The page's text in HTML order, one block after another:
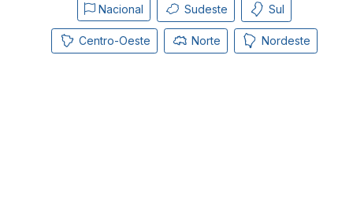
Nacional Sudeste Sul
Centro-Oeste Norte Nordeste